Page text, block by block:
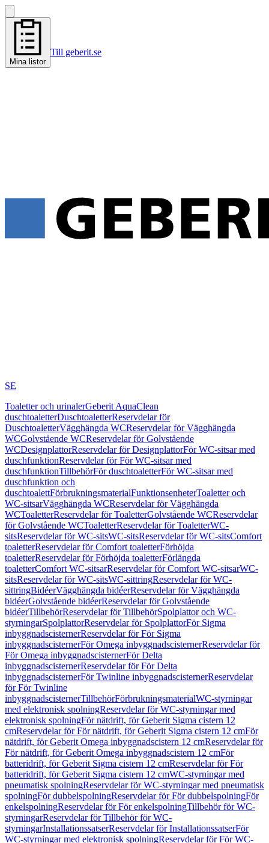
Mina listor
Till geberit.se
SE
Toaletter och urinalerGeberit AquaClean
duschtoaletterDuschtoaletterReservdelar för
DuschtoaletterVägghängda WCReservdelar för Vägghängda
WCGolvstående WCReservdelar för Golvstående
WCDesignplattorReservdelar för DesignplattorFör WC-sitsar med
duschfunktionReservdelar för För WC-sitsar med
duschfunktionTillbehörFör duschtoaletterFör WC-sitsar med
duschfunktion och
duschtoalettFörbrukningsmaterialFunktionsenheterToaletter och
WC-sitsarVägghängda WCReservdelar för Vägghängda
WCToaletterReservdelar för ToaletterGolvstående WCReservdelar
för Golvstående WCToaletterReservdelar för ToaletterWC-
sitsReservdelar för WC-sitsWC-sitsReservdelar för WC-sitsComfort
toaletterReservdelar för Comfort toaletterFörhöjda
toaletterReservdelar för Förhöjda toaletterFörlängda
toaletterComfort WC-sitsarReservdelar för Comfort WC-sitsarWC-
sitsReservdelar för WC-sitsWC-sittringReservdelar för WC-
sittringBidéerVägghängda bidéerReservdelar för Vägghängda
bidéerGolvstående bidéerReservdelar för Golvstående
bidéerTillbehörReservdelar för TillbehörSpolplattor och WC-
styrningarSpolplattorReservdelar för SpolplattorFör Sigma
inbyggnadscisternerReservdelar för För Sigma
inbyggnadscisternerFör Omega inbyggnadscisternerReservdelar för
För Omega inbyggnadscisternerFör Delta
inbyggnadscisternerReservdelar för För Delta
inbyggnadscisternerFör Twinline inbyggnadscisternerReservdelar
för För Twinline
inbyggnadscisternerTillbehörFörbrukningsmaterialWC-styrningar
med elektronisk spolningReservdelar för WC-styrningar med
elektronisk spolningFör nätdrift, för Geberit Sigma cistern 12
cmReservdelar för För nätdrift, för Geberit Sigma cistern 12 cmFör
nätdrift, för Geberit Omega inbyggnadscistern 12 cmReservdelar för
För nätdrift, för Geberit Omega inbyggnadscistern 12 cmFör
batteridrift, för Geberit Sigma cistern 12 cmReservdelar för För
batteridrift, för Geberit Sigma cistern 12 cmWC-styrningar med
pneumatisk spolningReservdelar för WC-styrningar med pneumatisk
spolningFör dubbelspolningReservdelar för För dubbelspolningFör
enkelspolningReservdelar för För enkelspolningTillbehör för WC-
styrningarReservdelar för Tillbehör för WC-
styrningarInstallationssatserReservdelar för InstallationssatserFör
WC-styrningar med elektronisk spolningReservdelar för För WC-